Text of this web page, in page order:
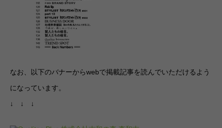
なお、以下のバナーからwebで掲載記事を読んでいただけるよう
になっています。
↓ ↓ ↓